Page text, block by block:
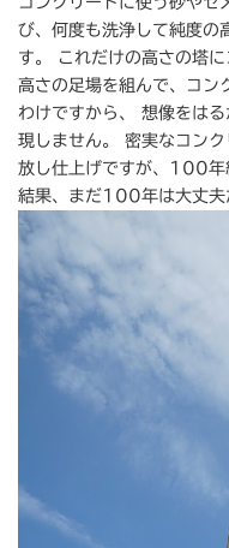
び、何度も洗浄して純度の
す。 これだけの高さの塔
高さの足場を組んで、コン
わけですから、 想像をは
現しません。 密実なコン
放し仕上げですが、100年
結果、まだ100年は大丈夫